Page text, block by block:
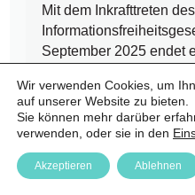
Mit dem Inkrafttreten
September 2025 endet
haben nun einen
amtlichen Informationen
Ebene. Für Städte und
...weiterlesen
Wir verwenden Cookies, um
auf unserer Website zu bieten.
Sie können mehr darüber
verwenden, oder sie in den
Akzeptieren Ablehnen